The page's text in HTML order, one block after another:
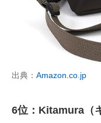
出典： Amazon.co.jp
6位：Kitamura（